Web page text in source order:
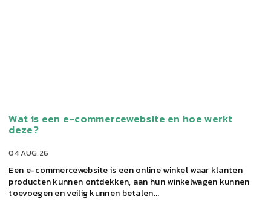
04 AUG,26
Een e-commercewebsite is een online winkel waar klanten
producten kunnen ontdekken, aan hun winkelwagen kunnen
toevoegen en veilig kunnen betalen...
Wat is een e-commercewebsite en hoe werkt
deze?